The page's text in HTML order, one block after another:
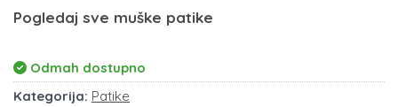
Pogledaj sve muške patike
Odmah dostupno
Kategorija: Patike